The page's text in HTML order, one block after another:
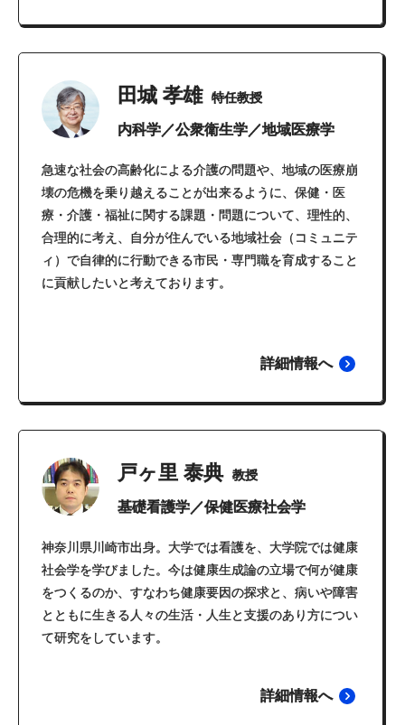
田城 孝雄 特任教授
内科学／公衆衛生学／地域医療学
急速な社会の高齢化による介護の問題や、地域の医療崩
壊の危機を乗り越えることが出来るように、保健・医
療・介護・福祉に関する課題・問題について、理性的、
合理的に考え、自分が住んでいる地域社会（コミュニテ
ィ）で自律的に行動できる市民・専門職を育成すること
に貢献したいと考えております。
詳細情報へ
戸ヶ里 泰典 教授
基礎看護学／保健医療社会学
神奈川県川崎市出身。大学では看護を、大学院では健康
社会学を学びました。今は健康生成論の立場で何が健康
をつくるのか、すなわち健康要因の探求と、病いや障害
とともに生きる人々の生活・人生と支援のあり方につい
て研究をしています。
詳細情報へ